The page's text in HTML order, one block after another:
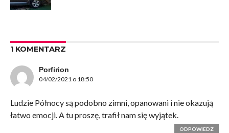
1 KOMENTARZ
Porfirion
04/02/2021 o 18:50
Ludzie Północy są podobno zimni, opanowani i nie okazują
łatwo emocji. A tu proszę, trafił nam się wyjątek.
ODPOWIEDZ